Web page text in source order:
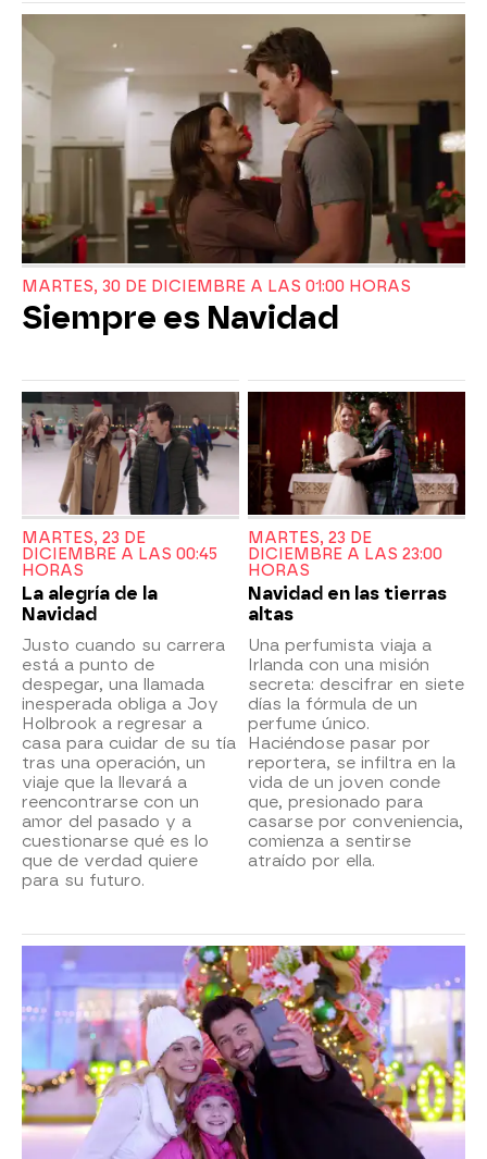
MARTES, 30 DE DICIEMBRE A LAS 01:00 HORAS
Siempre es Navidad
MARTES, 23 DE
DICIEMBRE A LAS 00:45
HORAS
La alegría de la
Navidad
Justo cuando su carrera
está a punto de
despegar, una llamada
inesperada obliga a Joy
Holbrook a regresar a
casa para cuidar de su tía
tras una operación, un
viaje que la llevará a
reencontrarse con un
amor del pasado y a
cuestionarse qué es lo
que de verdad quiere
para su futuro.
MARTES, 23 DE
DICIEMBRE A LAS 23:00
HORAS
Navidad en las tierras
altas
Una perfumista viaja a
Irlanda con una misión
secreta: descifrar en siete
días la fórmula de un
perfume único.
Haciéndose pasar por
reportera, se infiltra en la
vida de un joven conde
que, presionado para
casarse por conveniencia,
comienza a sentirse
atraído por ella.